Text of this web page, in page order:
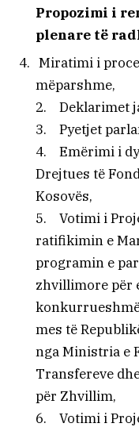
Propozimi i
plenare të
Miratimi i
mëparshme,
2. Deklarimet
3. Pyetjet
4. Emërimi i dy
Drejtues të
Kosovës,
5. Votimi i
ratifikimin e
programin e
zhvillimore për
mes të
nga Ministria e
Transfereve
për Zhvillim,
6. Votimi i